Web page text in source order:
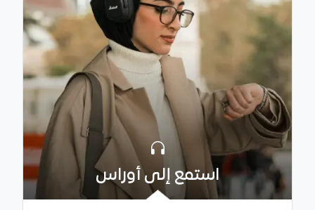
استمع إلى أوراس